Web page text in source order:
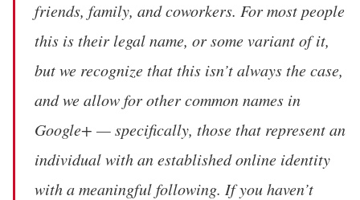
friends, family, and coworkers. For most people
this is their legal name, or some variant of it,
but we recognize that this isn’t always the case,
and we allow for other common names in
Google+ — specifically, those that represent an
individual with an established online identity
with a meaningful following. If you haven’t